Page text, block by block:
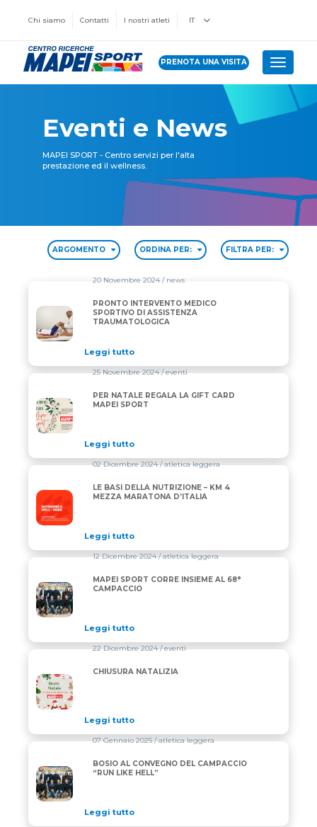
Chi siamo Contatti I nostri atleti IT
PRENOTA UNA VISITA Toggle
Eventi e News
MAPEI SPORT - Centro servizi per l'alta
prestazione ed il wellness.
ARGOMENTO ORDINA PER: FILTRA PER:
PRONTO INTERVENTO MEDICO SPORTIVO DI
20 Novembre 2024/ news
PRONTO INTERVENTO MEDICO
SPORTIVO DI ASSISTENZA
TRAUMATOLOGICA
Leggi tutto
PER NATALE REGALA LA GIFT CARD MAPEI SPORT
25 Novembre 2024/ eventi
PER NATALE REGALA LA GIFT CARD
MAPEI SPORT
Leggi tutto
LE BASI DELLA NUTRIZIONE – KM 4 MEZZA
02 Dicembre 2024/ atletica leggera
LE BASI DELLA NUTRIZIONE – KM 4
MEZZA MARATONA D’ITALIA
Leggi tutto
MAPEI SPORT CORRE INSIEME AL 68° CAMPACCIO
12 Dicembre 2024/ atletica leggera
MAPEI SPORT CORRE INSIEME AL 68°
CAMPACCIO
Leggi tutto
CHIUSURA NATALIZIA
22 Dicembre 2024/ eventi
CHIUSURA NATALIZIA
Leggi tutto
BOSIO AL CONVEGNO DEL CAMPACCIO “RUN LIKE
07 Gennaio 2025/ atletica leggera
BOSIO AL CONVEGNO DEL CAMPACCIO
“RUN LIKE HELL”
Leggi tutto